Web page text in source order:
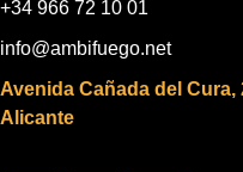
+34 966 72 10 01
info@ambifuego.net
Avenida Cañada del
Alicante